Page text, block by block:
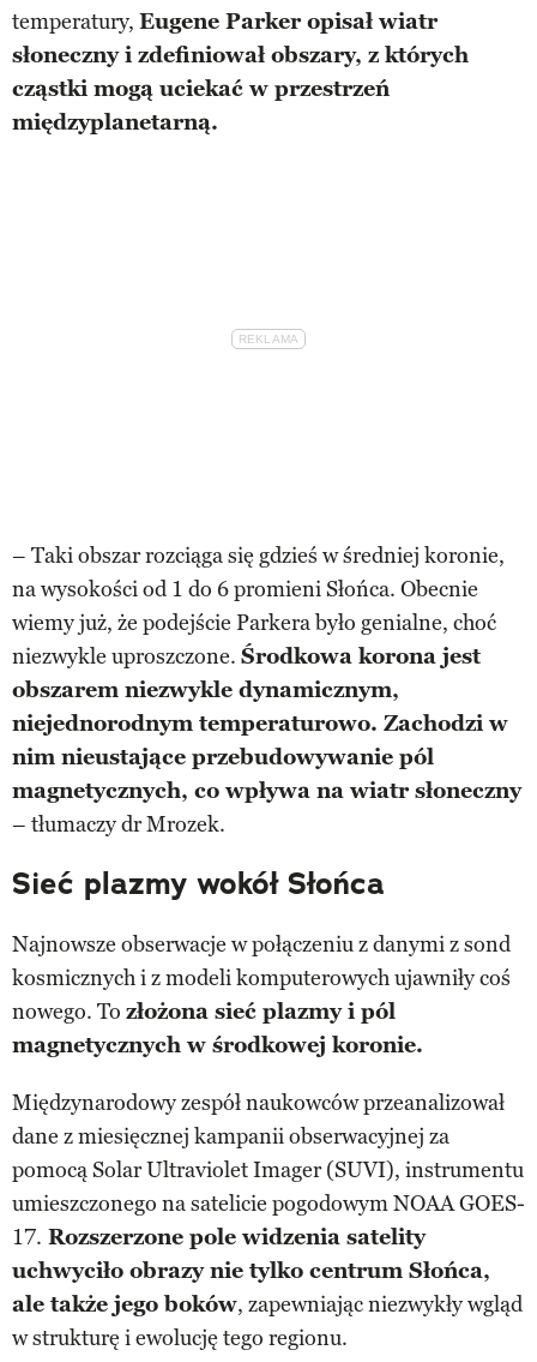
temperatury, Eugene Parker opisał wiatr
słoneczny i zdefiniował obszary, z których
cząstki mogą uciekać w przestrzeń
międzyplanetarną.
– Taki obszar rozciąga się gdzieś w średniej koronie,
na wysokości od 1 do 6 promieni Słońca. Obecnie
wiemy już, że podejście Parkera było genialne, choć
niezwykle uproszczone. Środkowa korona jest
obszarem niezwykle dynamicznym,
niejednorodnym temperaturowo. Zachodzi w
nim nieustające przebudowywanie pól
magnetycznych, co wpływa na wiatr słoneczny
– tłumaczy dr Mrozek.
Sieć plazmy wokół Słońca
Najnowsze obserwacje w połączeniu z danymi z sond
kosmicznych i z modeli komputerowych ujawniły coś
nowego. To złożona sieć plazmy i pól
magnetycznych w środkowej koronie.
Międzynarodowy zespół naukowców przeanalizował
dane z miesięcznej kampanii obserwacyjnej za
pomocą Solar Ultraviolet Imager (SUVI), instrumentu
umieszczonego na satelicie pogodowym NOAA GOES-
17. Rozszerzone pole widzenia satelity
uchwyciło obrazy nie tylko centrum Słońca,
ale także jego boków, zapewniając niezwykły wgląd
w strukturę i ewolucję tego regionu.